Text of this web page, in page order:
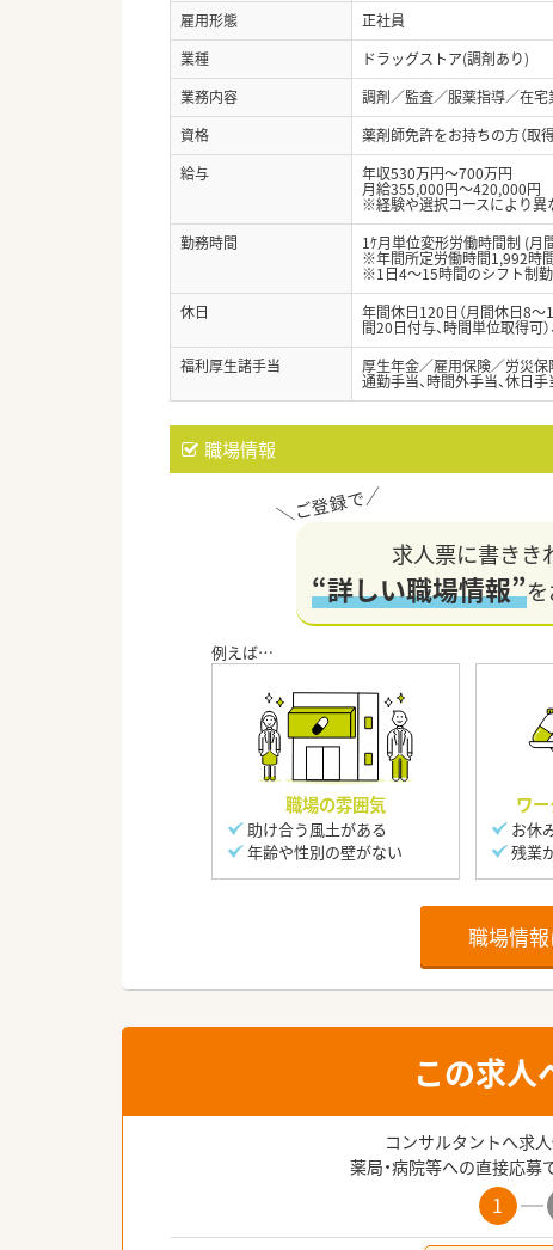
雇用形態
正社員
業種
ドラッグストア(調剤あり)
業務内容
調剤／監査／服薬指導／在宅
資格
薬剤師免許をお持ちの方（取
給与
年収530万円～700万円
月給355,000円～420,000円
※経験や選択コースにより異
勤務時間
1ｹ月単位変形労働時間制 (月
※年間所定労働時間1,992時
※1日4～15時間のシフト制勤
休日
年間休日120日（月間休日8～
間20日付与、時間単位取得可
福利厚生諸手当
厚生年金／雇用保険／労災
通勤手当、時間外手当、休日
職場情報
求人票に書きき
“詳しい職場情報”
職場の雰囲気
助け合う風土がある
年齢や性別の壁がない
ワ
お休
残業
職場情
この求人
コンサルタントへ求
薬局・病院等への直接応募
1